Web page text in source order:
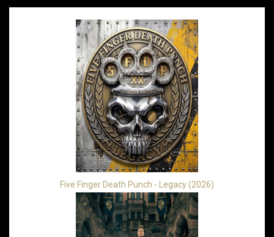
Five Finger Death Punch - Legacy (2026)